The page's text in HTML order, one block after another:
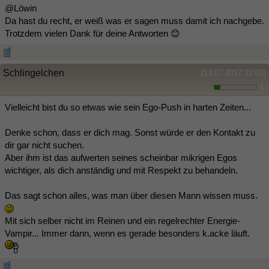
@Löwin
Da hast du recht, er weiß was er sagen muss damit ich nachgebe.
Trotzdem vielen Dank für deine Antworten 😊
(13.07.2017 22:02)
Schlingelchen
Vielleicht bist du so etwas wie sein Ego-Push in harten Zeiten...
Denke schon, dass er dich mag. Sonst würde er den Kontakt zu
dir gar nicht suchen.
Aber ihm ist das aufwerten seines scheinbar mikrigen Egos
wichtiger, als dich anständig und mit Respekt zu behandeln.
Das sagt schon alles, was man über diesen Mann wissen muss.
Mit sich selber nicht im Reinen und ein regelrechter Energie-
Vampir... Immer dann, wenn es gerade besonders k.acke läuft.